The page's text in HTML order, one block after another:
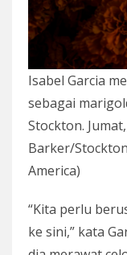
Isabel Garcia
sebagai
Stockton.
Barker/
America)
“Kita perlu
ke sini,” kata